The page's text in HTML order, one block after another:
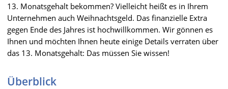
13. Monatsgehalt bekommen? Vielleicht heißt es in Ihrem
Unternehmen auch Weihnachtsgeld. Das finanzielle Extra
gegen Ende des Jahres ist hochwillkommen. Wir gönnen es
Ihnen und möchten Ihnen heute einige Details verraten über
das 13. Monatsgehalt: Das müssen Sie wissen!
Überblick